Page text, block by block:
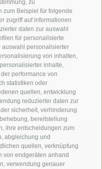
zu
zum Beispiel für folgende
zugriff auf informationen
daten zur auswahl
für personalisierte
personalisierter
von inhalten,
inhalte,
performance von
statistiken oder
quellen, entwicklung
reduzierter daten zur
sicherheit, verhinderung
bereitstellung
ihre entscheidungen zum
abgleichung und
quellen, verknüpfung
von endgeräten anhand
verwendung genauer
gelesen und
meiner
durch den